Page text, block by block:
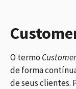
O termo
de forma
de seus clientes.